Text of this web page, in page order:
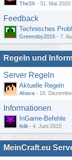
The3X - 31. Mai 2020
Feedback
Technisches
Greenoby2015 - 7.
Regeln und
Server Regeln
Aktuelle Regeln
Ahava - 16.
Informationen
InGame-Befehle
feilii - 4. Juni 2015
MeinCraft.eu